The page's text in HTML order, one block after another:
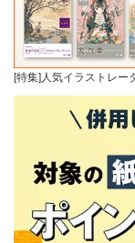
[特集]人気イラストレー